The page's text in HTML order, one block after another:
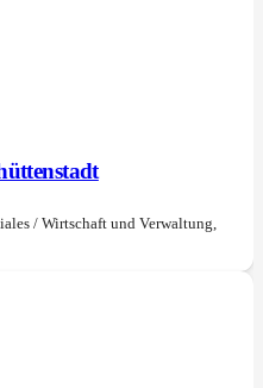
/ Wirtschaft und Verwaltung,